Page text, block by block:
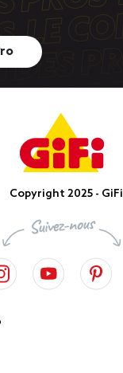
Copyright 2025 - GiFi